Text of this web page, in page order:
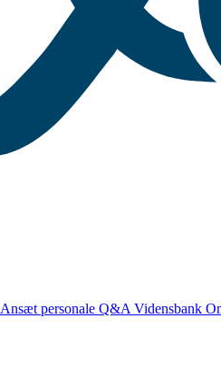
Ansæt personale Q&A Vidensbank